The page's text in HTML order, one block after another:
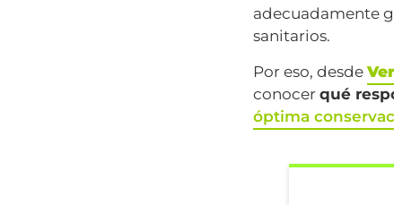
adecuadamente
sanitarios.
Por eso, desde
conocer qué
óptima